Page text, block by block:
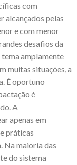
com
alcançados pelas
e com menor
desafios da
amplamente
muitas situações, a
É oportuno
é
A
apenas em
práticas
Na maioria das
do sistema